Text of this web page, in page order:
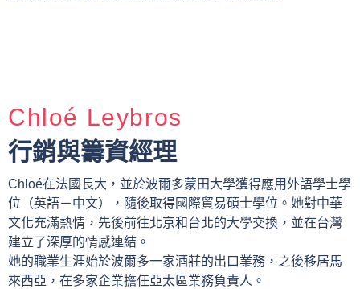
Chloé Leybros
行銷與籌資經理
Chloé在法國長大，並於波爾多蒙田大學獲得應用外語學士學
位（英語－中文），隨後取得國際貿易碩士學位。她對中華
文化充滿熱情，先後前往北京和台北的大學交換，並在台灣
建立了深厚的情感連結。
她的職業生涯始於波爾多一家酒莊的出口業務，之後移居馬
來西亞，在多家企業擔任亞太區業務負責人。